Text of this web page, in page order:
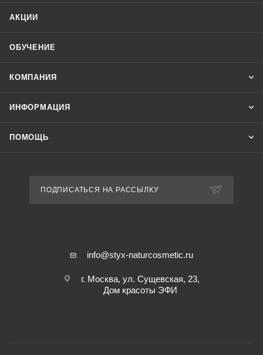
АКЦИИ
ОБУЧЕНИЕ
КОМПАНИЯ
ИНФОРМАЦИЯ
ПОМОЩЬ
ПОДПИСАТЬСЯ НА РАССЫЛКУ
info@styx-naturcosmetic.ru
г. Москва, ул. Сущевская, 23,
Дом красоты ЭФИ